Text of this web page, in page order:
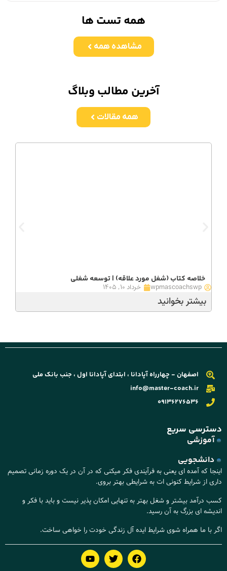
همه تست ها
مشاهده همه
آخرین مطالب وبلاگ
همه مقالات
خلاصه کتاب (شغل مورد علاقه) | توسعه شغلی
wpmascoachswp خرداد ۱۰, ۱۴۰۵
بیشتر بخوانید
اصفهان - چهارراه آپادانا ، ابتدای آپادانا اول ، جنب بانک ملی
info@master-coach.ir
09136276536
دسترسی سریع
آموزشی
دانشجویی
اینجا که آمده ای یعنی به فرآیندی فکر میکنی که در آن در یک دوره زمانی تصمیم
داری از شرایط کنونی ات به شرایطی بهتر بروی.
کسب درآمد بیشتر و شغل بهتر به تنهایی امکان پذیر نیست و باید با فکر و
اندیشه ای بزرگ به آن رسید.
اگر با ما همراه شوی شرایط ایده آل زندگی خودت را خواهی ساخت.